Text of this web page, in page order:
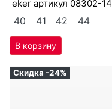
eker артикул 08302-14
40 41 42 44
Скидка -24%